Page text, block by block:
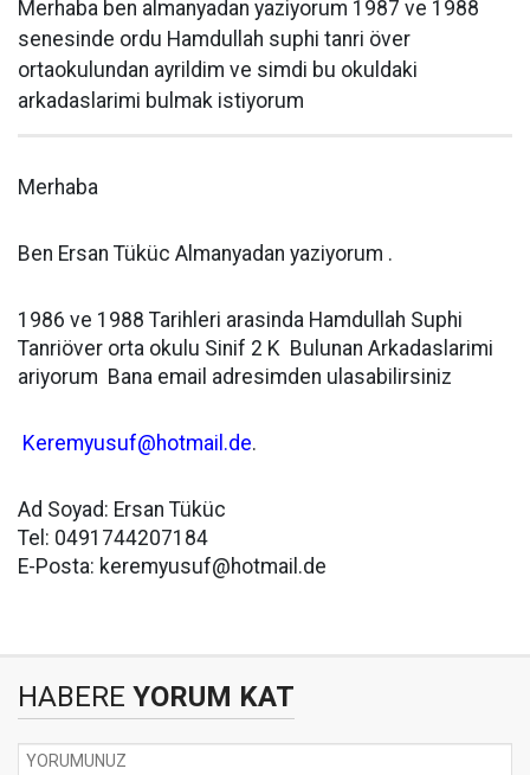
Merhaba ben almanyadan yaziyorum 1987 ve 1988
senesinde ordu Hamdullah suphi tanri över
ortaokulundan ayrildim ve simdi bu okuldaki
arkadaslarimi bulmak istiyorum
Merhaba
Ben Ersan Tüküc Almanyadan yaziyorum .
1986 ve 1988 Tarihleri arasinda Hamdullah Suphi
Tanriöver orta okulu Sinif 2 K Bulunan Arkadaslarimi
ariyorum Bana email adresimden ulasabilirsiniz
Keremyusuf@hotmail.de.
Ad Soyad: Ersan Tüküc
Tel: 0491744207184
E-Posta: keremyusuf@hotmail.de
HABERE YORUM KAT